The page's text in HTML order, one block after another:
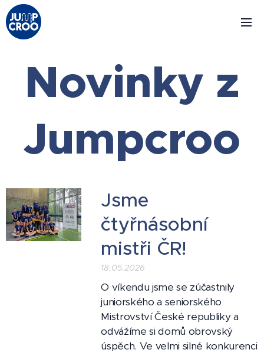
Novinky z
Jumpcroo
Jsme
čtyřnásobní
mistři ČR!
18.05.2026
O víkendu jsme se zúčastnily
juniorského a seniorského
Mistrovství České republiky a
odvážíme si domů obrovský
úspěch. Ve velmi silné konkurenci